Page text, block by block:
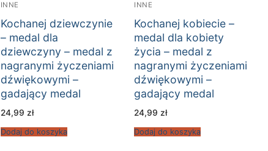
INNE
Kochanej dziewczynie
– medal dla
dziewczyny – medal z
nagranymi życzeniami
dźwiękowymi –
gadający medal
24,99 zł
Dodaj do koszyka
INNE
Kochanej kobiecie –
medal dla kobiety
życia – medal z
nagranymi życzeniami
dźwiękowymi –
gadający medal
24,99 zł
Dodaj do koszyka